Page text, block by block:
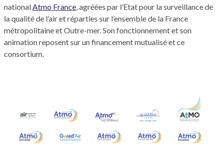
nationalAtmo France, agréées par l’Etat pour la surveillance de
la qualité de l’air et réparties sur l’ensemble de la France
métropolitaine et Outre-mer. Son fonctionnement et son
animation reposent sur un financement mutualisé et ce
consortium.